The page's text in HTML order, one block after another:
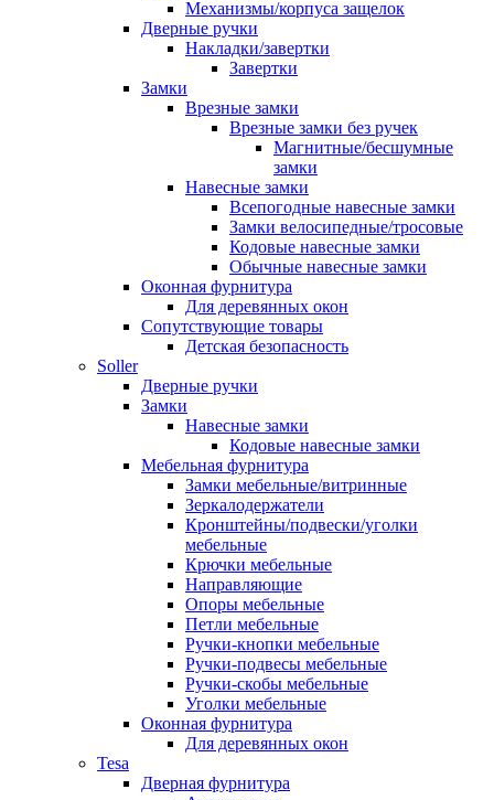
Механизмы/корпуса защелок
Дверные ручки
Накладки/завертки
Завертки
Замки
Врезные замки
Врезные замки без ручек
Магнитные/бесшумные
замки
Навесные замки
Всепогодные навесные замки
Замки велосипедные/тросовые
Кодовые навесные замки
Обычные навесные замки
Оконная фурнитура
Для деревянных окон
Сопутствующие товары
Детская безопасность
Soller
Дверные ручки
Замки
Навесные замки
Кодовые навесные замки
Мебельная фурнитура
Замки мебельные/витринные
Зеркалодержатели
Кронштейны/подвески/уголки
мебельные
Крючки мебельные
Направляющие
Опоры мебельные
Петли мебельные
Ручки-кнопки мебельные
Ручки-подвесы мебельные
Ручки-скобы мебельные
Уголки мебельные
Оконная фурнитура
Для деревянных окон
Tesa
Дверная фурнитура